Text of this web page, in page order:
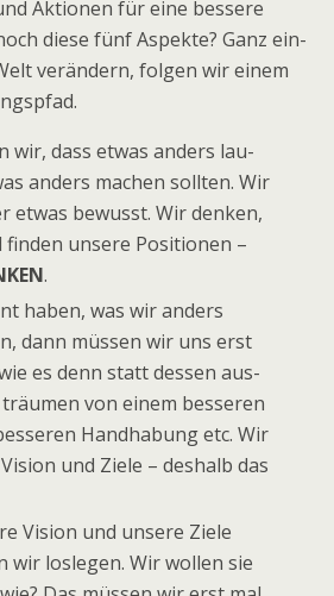
Aktio­nen für eine bes­sere
diese fünf Aspekte? Ganz ein­
ver­än­dern, fol­gen wir einem
wir, dass etwas anders lau­
anders machen soll­ten. Wir
etwas bewusst. Wir den­ken,
unsere Posi­tio­nen –
.
haben, was wir anders
dann müs­sen wir uns erst
es denn statt des­sen aus­
von einem bes­se­ren
Hand­ha­bung etc. Wir
und Ziele – des­halb das
Vision und unsere Ziele
wir los­le­gen. Wir wol­len sie